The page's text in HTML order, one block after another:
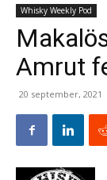
Whisky Weekly Pod
Amrut
20 september, 2021